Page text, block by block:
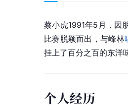
蔡小虎1991年5月，因
比赛脱颖而出，与峰林
挂上了百分之百的东洋
个人经历